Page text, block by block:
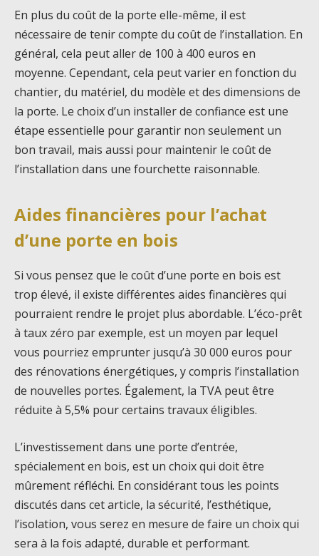
En plus du coût de la porte elle-même, il est
nécessaire de tenir compte du coût de l’installation. En
général, cela peut aller de 100 à 400 euros en
moyenne. Cependant, cela peut varier en fonction du
chantier, du matériel, du modèle et des dimensions de
la porte. Le choix d’un installer de confiance est une
étape essentielle pour garantir non seulement un
bon travail, mais aussi pour maintenir le coût de
l’installation dans une fourchette raisonnable.
Aides financières pour l’achat
d’une porte en bois
Si vous pensez que le coût d’une porte en bois est
trop élevé, il existe différentes aides financières qui
pourraient rendre le projet plus abordable. L’éco-prêt
à taux zéro par exemple, est un moyen par lequel
vous pourriez emprunter jusqu’à 30 000 euros pour
des rénovations énergétiques, y compris l’installation
de nouvelles portes. Également, la TVA peut être
réduite à 5,5% pour certains travaux éligibles.
L’investissement dans une porte d’entrée,
spécialement en bois, est un choix qui doit être
mûrement réfléchi. En considérant tous les points
discutés dans cet article, la sécurité, l’esthétique,
l’isolation, vous serez en mesure de faire un choix qui
sera à la fois adapté, durable et performant.